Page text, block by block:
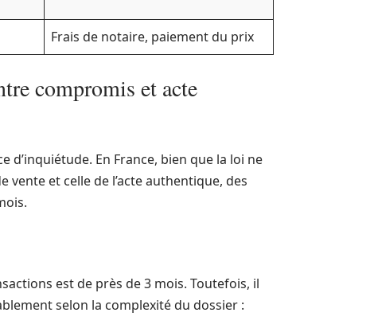
Frais de notaire, paiement du prix
compromis et acte
En France, bien que la loi ne
et celle de l’acte authentique, des
est de près de 3 mois. Toutefois, il
selon la complexité du dossier :